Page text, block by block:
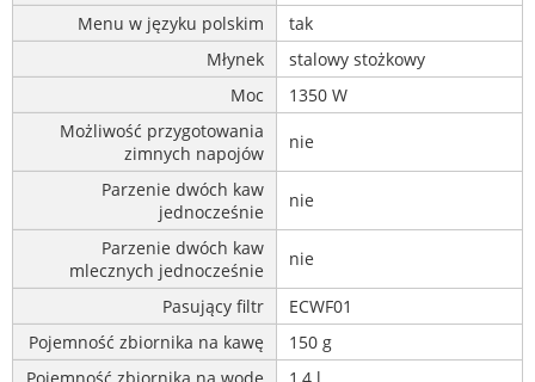
Menu w języku polskim
tak
Młynek
stalowy stożkowy
Moc
1350 W
Możliwość przygotowania
zimnych napojów
nie
Parzenie dwóch kaw
jednocześnie
nie
Parzenie dwóch kaw
mlecznych jednocześnie
nie
Pasujący filtr
ECWF01
Pojemność zbiornika na kawę
150 g